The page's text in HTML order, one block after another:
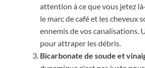
attention à ce que vous jetez
le marc de café et les cheveux
ennemis de vos canalisations.
pour attraper les débris.
Bicarbonate de soude et